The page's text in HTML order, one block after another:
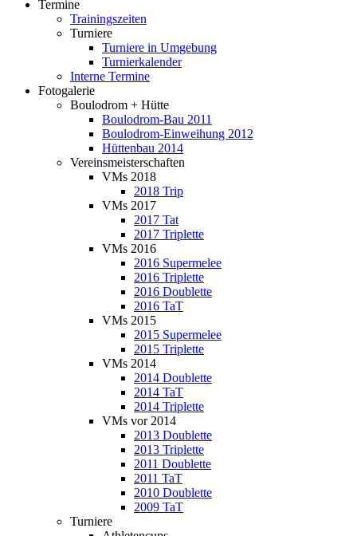
Termine
Trainingszeiten
Turniere
Turniere in Umgebung
Turnierkalender
Interne Termine
Fotogalerie
Boulodrom + Hütte
Boulodrom-Bau 2011
Boulodrom-Einweihung 2012
Hüttenbau 2014
Vereinsmeisterschaften
VMs 2018
2018 Trip
VMs 2017
2017 Tat
2017 Triplette
VMs 2016
2016 Supermelee
2016 Triplette
2016 Doublette
2016 TaT
VMs 2015
2015 Supermelee
2015 Triplette
VMs 2014
2014 Doublette
2014 TaT
2014 Triplette
VMs vor 2014
2013 Doublette
2013 Triplette
2011 Doublette
2011 TaT
2010 Doublette
2009 TaT
Turniere